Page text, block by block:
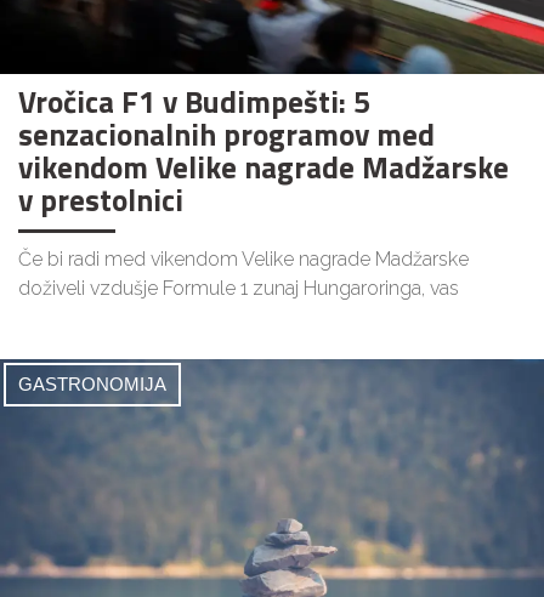
Vročica F1 v Budimpešti: 5
senzacionalnih programov med
vikendom Velike nagrade Madžarske
v prestolnici
Če bi radi med vikendom Velike nagrade Madžarske
doživeli vzdušje Formule 1 zunaj Hungaroringa, vas
GASTRONOMIJA